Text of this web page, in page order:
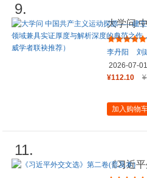
9.
大学问
中外档
李丹阳
刘
2026-07-01
¥112.10
加入购物
11.
《习近